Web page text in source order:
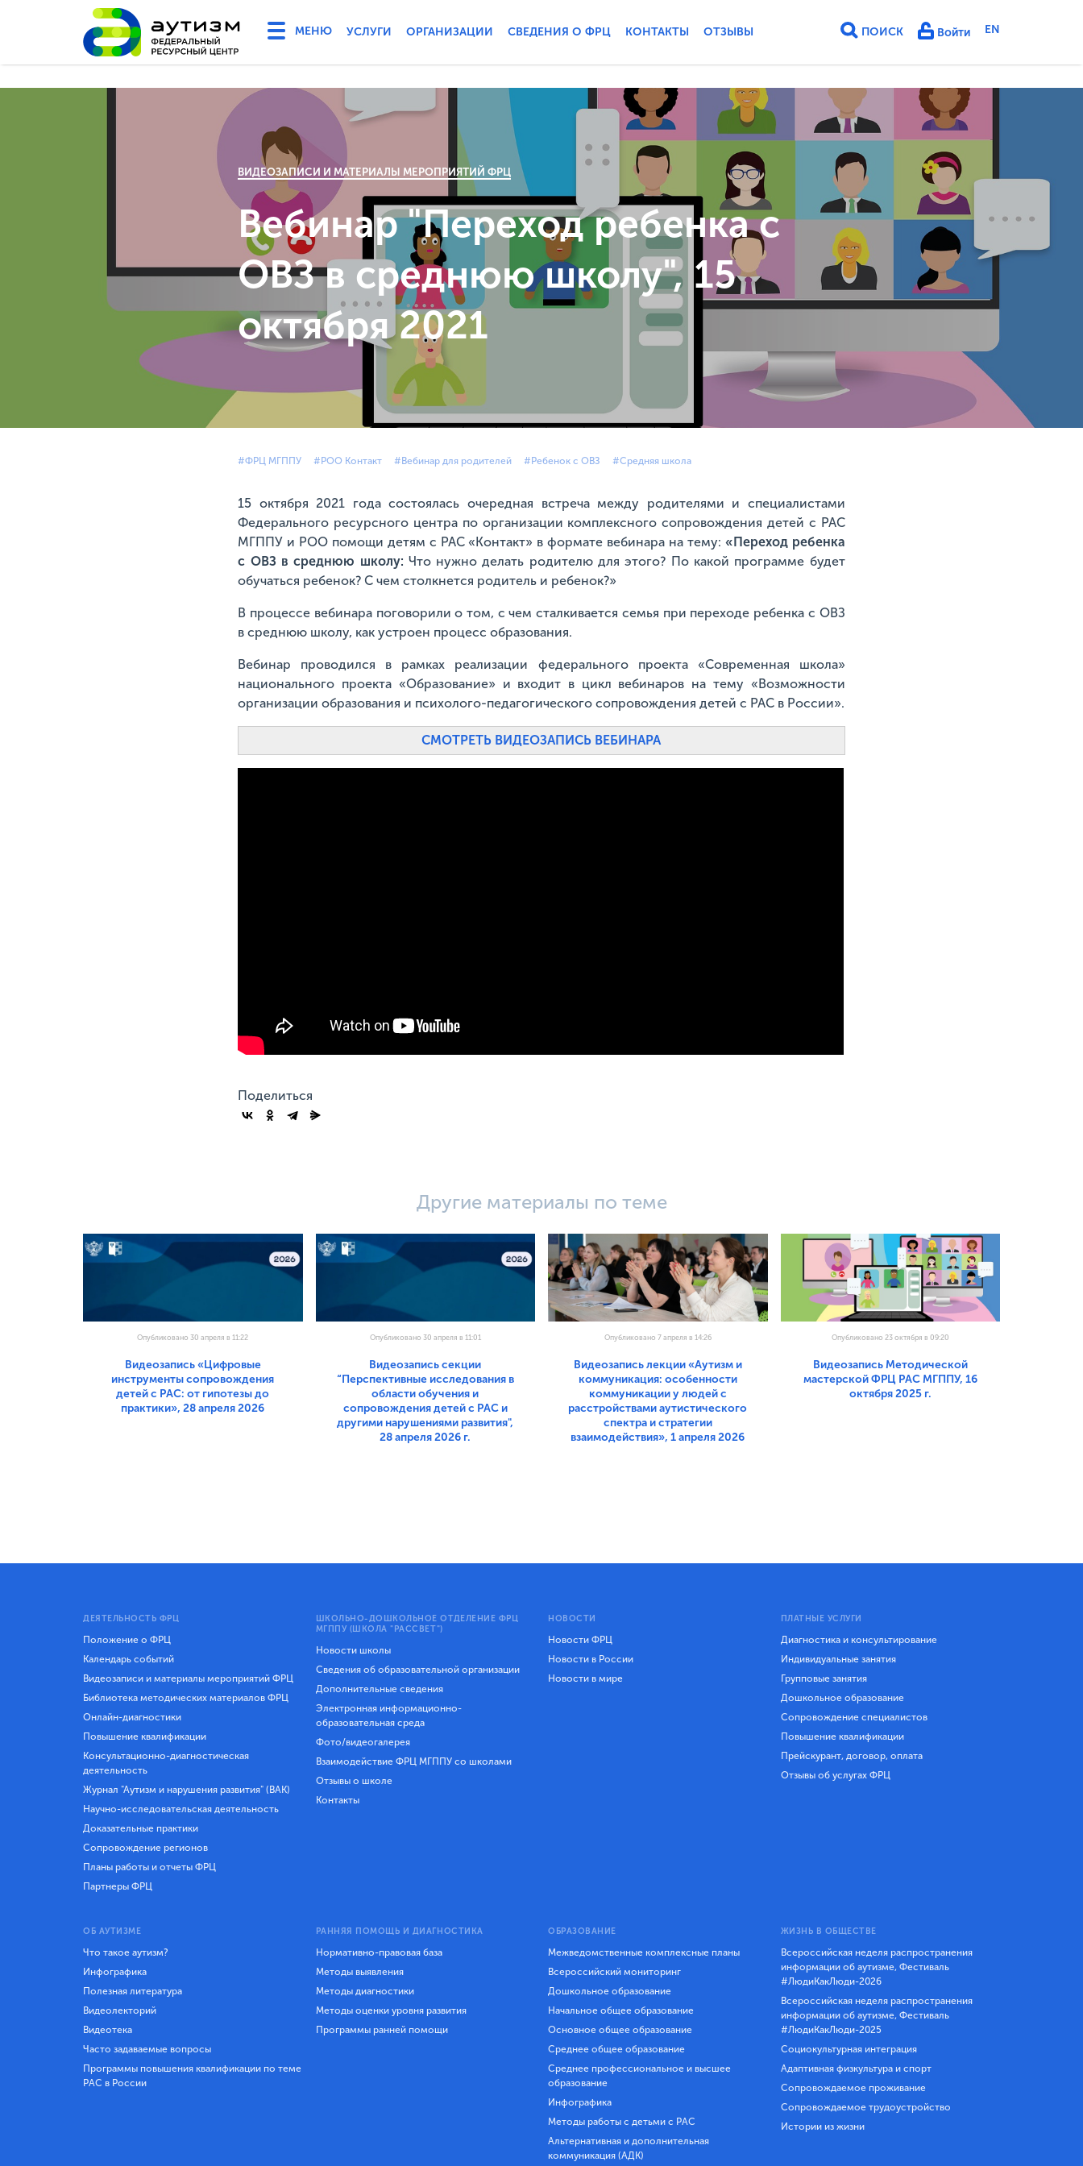
УСЛУГИ ОРГАНИЗАЦИИ СВЕДЕНИЯ О ФРЦ КОНТАКТЫ ОТЗЫВЫ ПОИСК Войти EN
ВИДЕОЗАПИСИ И МАТЕРИАЛЫ МЕРОПРИЯТИЙ ФРЦ
Вебинар "Переход ребенка с
ОВЗ в среднюю школу", 15
октября 2021
#ФРЦ МГППУ #РОО Контакт #Вебинар для родителей #Ребенок с ОВЗ #Средняя школа
15 октября 2021 года состоялась очередная встреча между родителями и специалистами
Федерального ресурсного центра по организации комплексного сопровождения детей с РАС
МГППУ и РОО помощи детям с РАС «Контакт» в формате вебинара на тему: «Переход ребенка
с ОВЗ в среднюю школу: Что нужно делать родителю для этого? По какой программе будет
обучаться ребенок? С чем столкнется родитель и ребенок?»
В процессе вебинара поговорили о том, с чем сталкивается семья при переходе ребенка с ОВЗ
в среднюю школу, как устроен процесс образования.
Вебинар проводился в рамках реализации федерального проекта «Современная школа»
национального проекта «Образование» и входит в цикл вебинаров на тему «Возможности
организации образования и психолого-педагогического сопровождения детей с РАС в России».
СМОТРЕТЬ ВИДЕОЗАПИСЬ ВЕБИНАРА
Поделиться
Другие материалы по теме
Опубликовано 30 апреля в 11:22
Видеозапись «Цифровые
инструменты сопровождения
детей с РАС: от гипотезы до
практики», 28 апреля 2026
Опубликовано 30 апреля в 11:01
Видеозапись секции
“Перспективные исследования в
области обучения и
сопровождения детей с РАС и
другими нарушениями развития",
28 апреля 2026 г.
Опубликовано 7 апреля в 14:26
Видеозапись лекции «Аутизм и
коммуникация: особенности
коммуникации у людей с
расстройствами аутистического
спектра и стратегии
взаимодействия», 1 апреля 2026
Опубликовано 23 октября в 09:20
Видеозапись Методической
мастерской ФРЦ РАС МГППУ, 16
октября 2025 г.
ДЕЯТЕЛЬНОСТЬ ФРЦ
Положение о ФРЦ
Календарь событий
Видеозаписи и материалы мероприятий ФРЦ
Библиотека методических материалов ФРЦ
Онлайн-диагностики
Повышение квалификации
Консультационно-диагностическая
деятельность
Журнал "Аутизм и нарушения развития" (ВАК)
Научно-исследовательская деятельность
Доказательные практики
Сопровождение регионов
Планы работы и отчеты ФРЦ
Партнеры ФРЦ
ШКОЛЬНО-ДОШКОЛЬНОЕ ОТДЕЛЕНИЕ ФРЦ
МГППУ (ШКОЛА "РАССВЕТ")
Новости школы
Сведения об образовательной организации
Дополнительные сведения
Электронная информационно-
образовательная среда
Фото/видеогалерея
Взаимодействие ФРЦ МГППУ со школами
Отзывы о школе
Контакты
НОВОСТИ
Новости ФРЦ
Новости в России
Новости в мире
ПЛАТНЫЕ УСЛУГИ
Диагностика и консультирование
Индивидуальные занятия
Групповые занятия
Дошкольное образование
Сопровождение специалистов
Повышение квалификации
Прейскурант, договор, оплата
Отзывы об услугах ФРЦ
ОБ АУТИЗМЕ
Что такое аутизм?
Инфографика
Полезная литература
Видеолекторий
Видеотека
Часто задаваемые вопросы
Программы повышения квалификации по теме
РАС в России
РАННЯЯ ПОМОЩЬ И ДИАГНОСТИКА
Нормативно-правовая база
Методы выявления
Методы диагностики
Методы оценки уровня развития
Программы ранней помощи
ОБРАЗОВАНИЕ
Межведомственные комплексные планы
Всероссийский мониторинг
Дошкольное образование
Начальное общее образование
Основное общее образование
Среднее общее образование
Среднее профессиональное и высшее
образование
Инфографика
Методы работы с детьми с РАС
Альтернативная и дополнительная
коммуникация (АДК)
ЖИЗНЬ В ОБЩЕСТВЕ
Всероссийская неделя распространения
информации об аутизме, Фестиваль
#ЛюдиКакЛюди-2026
Всероссийская неделя распространения
информации об аутизме, Фестиваль
#ЛюдиКакЛюди-2025
Социокультурная интеграция
Адаптивная физкультура и спорт
Сопровождаемое проживание
Сопровождаемое трудоустройство
Истории из жизни